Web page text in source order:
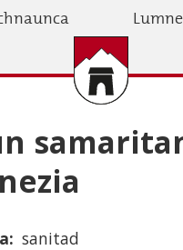
sanitad